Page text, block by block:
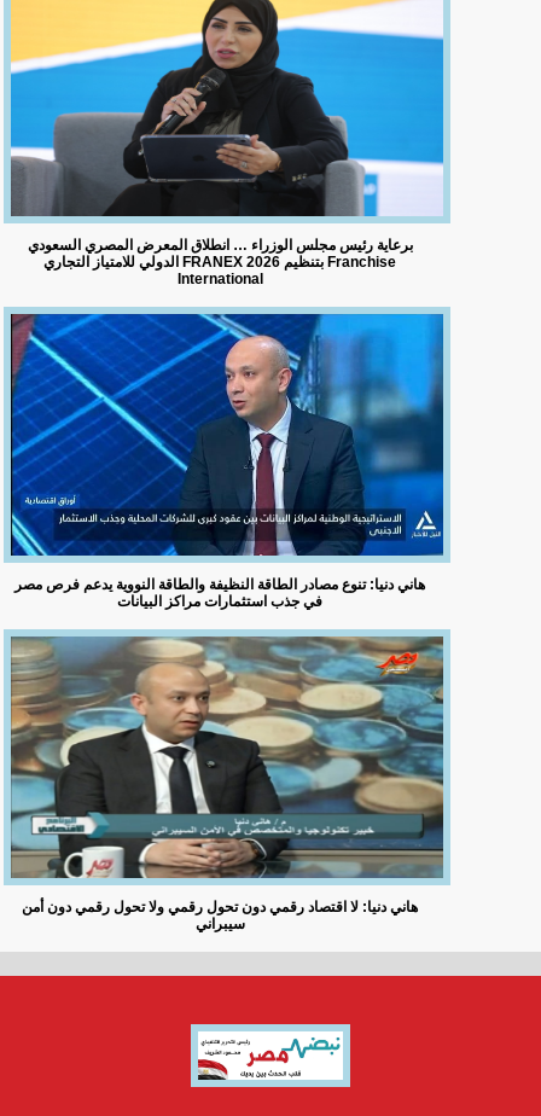
برعاية رئيس مجلس الوزراء … انطلاق المعرض المصري السعودي
الدولي للامتياز التجاري FRANEX 2026 بتنظيم Franchise
International
هاني دنيا: تنوع مصادر الطاقة النظيفة والطاقة النووية يدعم فرص مصر
في جذب استثمارات مراكز البيانات
هاني دنيا: لا اقتصاد رقمي دون تحول رقمي ولا تحول رقمي دون أمن
سيبراني